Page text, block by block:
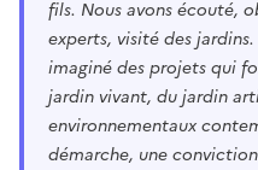
fils. Nous avons écouté,
experts, visité des
imaginé des projets qui
jardin vivant, du jardin
environnementaux
démarche, une